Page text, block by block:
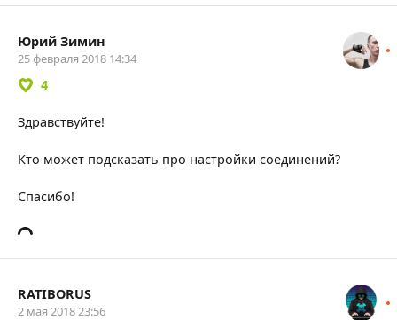
Юрий Зимин
25 февраля 2018 14:34
4
Здравствуйте!
Кто может подсказать про настройки соединений?
Спасибо!
RATIBORUS
2 мая 2018 23:56